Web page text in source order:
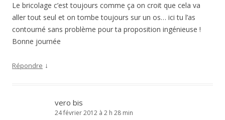
Le bricolage c’est toujours comme ça on croit que cela va
aller tout seul et on tombe toujours sur un os… ici tu l’as
contourné sans problème pour ta proposition ingénieuse !
Bonne journée
Répondre ↓
vero bis
24 février 2012 à 2 h 28 min